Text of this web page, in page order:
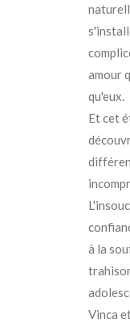
amour
qu'eux.
Et cet
à la
Vinca